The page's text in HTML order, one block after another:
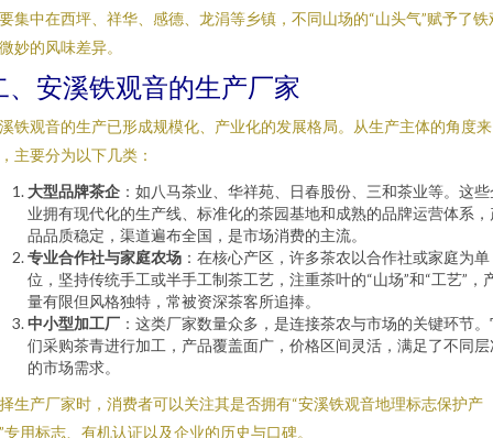
集中在西坪、祥华、感德、龙涓等乡镇，不同山场的“山头气”赋予了铁
妙的风味差异。
、安溪铁观音的生产厂家
铁观音的生产已形成规模化、产业化的发展格局。从生产主体的角度来
主要分为以下几类：
大型品牌茶企 ：如八马茶业、华祥苑、日春股份、三和茶业等。这些
业拥有现代化的生产线、标准化的茶园基地和成熟的品牌运营体系，
品品质稳定，渠道遍布全国，是市场消费的主流。
专业合作社与家庭农场 ：在核心产区，许多茶农以合作社或家庭为单
位，坚持传统手工或半手工制茶工艺，注重茶叶的“山场”和“工艺”，
量有限但风格独特，常被资深茶客所追捧。
中小型加工厂 ：这类厂家数量众多，是连接茶农与市场的关键环节。
们采购茶青进行加工，产品覆盖面广，价格区间灵活，满足了不同层
的市场需求。
生产厂家时，消费者可以关注其是否拥有“安溪铁观音地理标志保护产
专用标志、有机认证以及企业的历史与口碑。